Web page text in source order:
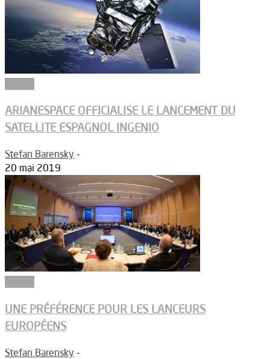
ARIANESPACE OFFICIALISE LE LANCEMENT DU
SATELLITE ESPAGNOL INGENIO
Stefan Barensky -
20 mai 2019
UNE PRÉFÉRENCE POUR LES LANCEURS
EUROPÉENS
Stefan Barensky -